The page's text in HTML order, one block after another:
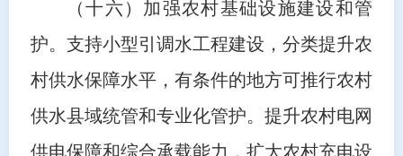
（十六）加强农村基础设施建设和管
护。支持小型引调水工程建设，分类提升农
村供水保障水平，有条件的地方可推行农村
供水县域统管和专业化管护。提升农村电网
供电保障和综合承载能力，扩大农村充电设